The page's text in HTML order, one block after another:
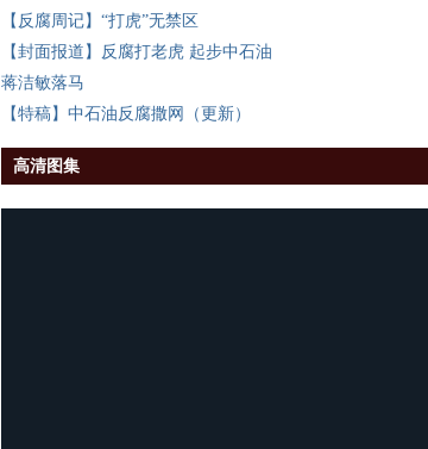
【反腐周记】“打虎”无禁区
【封面报道】反腐打老虎 起步中石油
蒋洁敏落马
【特稿】中石油反腐撒网（更新）
高清图集